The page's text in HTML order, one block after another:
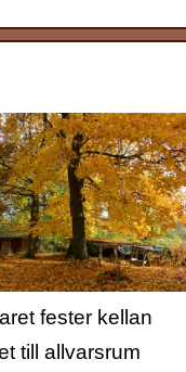
fester kellan
till allvarsrum